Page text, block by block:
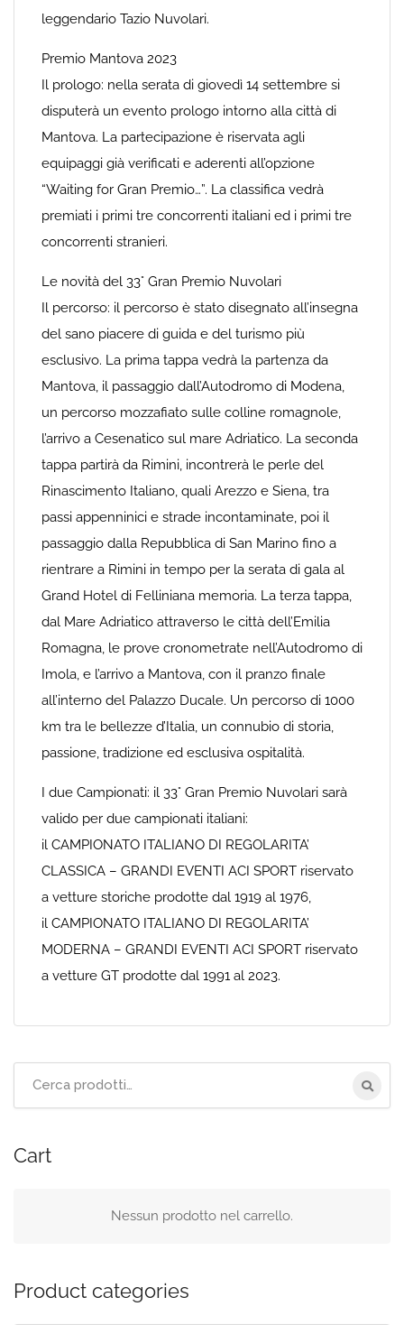
leggendario Tazio Nuvolari.
Premio Mantova 2023
Il prologo: nella serata di giovedì 14 settembre si
disputerà un evento prologo intorno alla città di
Mantova. La partecipazione è riservata agli
equipaggi già verificati e aderenti all’opzione
“Waiting for Gran Premio…”. La classifica vedrà
premiati i primi tre concorrenti italiani ed i primi tre
concorrenti stranieri.
Le novità del 33° Gran Premio Nuvolari
Il percorso: il percorso è stato disegnato all’insegna
del sano piacere di guida e del turismo più
esclusivo. La prima tappa vedrà la partenza da
Mantova, il passaggio dall’Autodromo di Modena,
un percorso mozzafiato sulle colline romagnole,
l’arrivo a Cesenatico sul mare Adriatico. La seconda
tappa partirà da Rimini, incontrerà le perle del
Rinascimento Italiano, quali Arezzo e Siena, tra
passi appenninici e strade incontaminate, poi il
passaggio dalla Repubblica di San Marino fino a
rientrare a Rimini in tempo per la serata di gala al
Grand Hotel di Felliniana memoria. La terza tappa,
dal Mare Adriatico attraverso le città dell’Emilia
Romagna, le prove cronometrate nell’Autodromo di
Imola, e l’arrivo a Mantova, con il pranzo finale
all’interno del Palazzo Ducale. Un percorso di 1000
km tra le bellezze d’Italia, un connubio di storia,
passione, tradizione ed esclusiva ospitalità.
I due Campionati: il 33° Gran Premio Nuvolari sarà
valido per due campionati italiani:
il CAMPIONATO ITALIANO DI REGOLARITA’
CLASSICA – GRANDI EVENTI ACI SPORT riservato
a vetture storiche prodotte dal 1919 al 1976,
il CAMPIONATO ITALIANO DI REGOLARITA’
MODERNA – GRANDI EVENTI ACI SPORT riservato
a vetture GT prodotte dal 1991 al 2023.
Cart
Nessun prodotto nel carrello.
Product categories